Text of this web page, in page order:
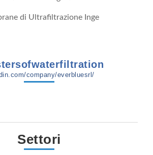
di Ultrafiltrazione Inge
company/everbluesrl/
Settori